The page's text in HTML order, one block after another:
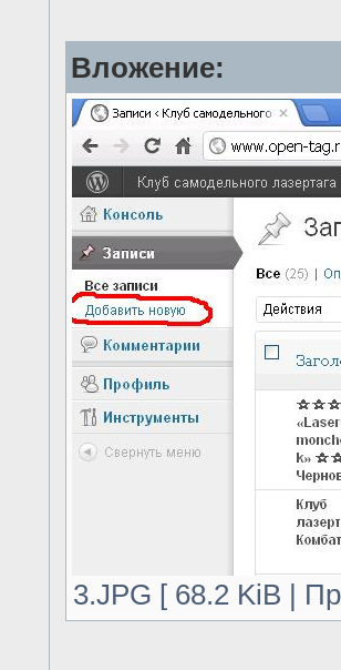
Вложение:
3.JPG [ 68.2 KiB |